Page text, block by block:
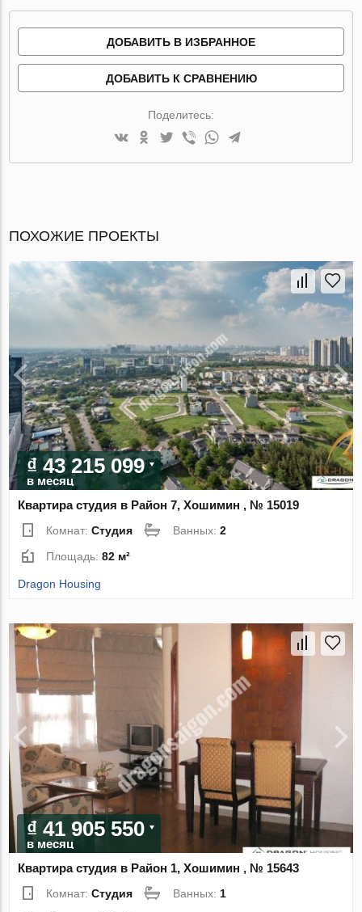
ДОБАВИТЬ В ИЗБРАННОЕ
ДОБАВИТЬ К СРАВНЕНИЮ
Поделитесь:
ПОХОЖИЕ ПРОЕКТЫ
₫ 43 215 099
в месяц
Квартира студия в Район 7, Хошимин , № 15019
Комнат:Студия Ванных:2
Площадь:82 м²
Dragon Housing
₫ 41 905 550
в месяц
Квартира студия в Район 1, Хошимин , № 15643
Комнат:Студия Ванных: 1